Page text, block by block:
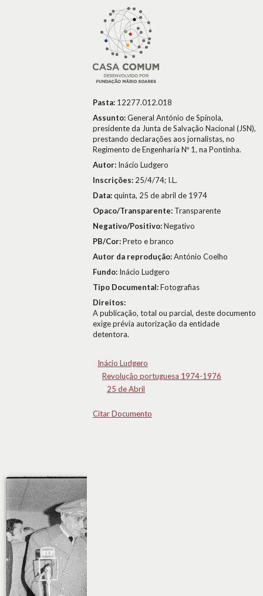
Pasta: 12277.012.018
Assunto:General António de Spínola,
presidente da Junta de Salvação Nacional (JSN),
prestando declarações aos jornalistas, no
Regimento de Engenharia Nº 1, na Pontinha.
Autor: Inácio Ludgero
Inscrições: 25/4/74; I.L.
Data:quinta, 25 de abril de 1974
Opaco/Transparente: Transparente
Negativo/Positivo:Negativo
PB/Cor:Preto e branco
Autor da reprodução:António Coelho
Fundo: Inácio Ludgero
Tipo Documental:Fotografias
Direitos:
A publicação, total ou parcial, deste documento
exige prévia autorização da entidade
detentora.
Inácio Ludgero
Revolução portuguesa 1974-1976
25 de Abril
Citar Documento